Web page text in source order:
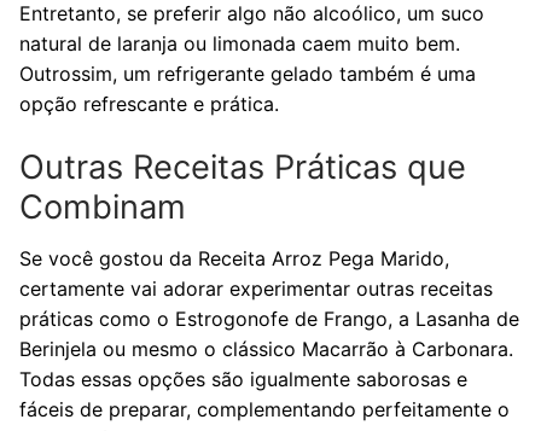
Entretanto, se preferir algo não alcoólico, um suco
natural de laranja ou limonada caem muito bem.
Outrossim, um refrigerante gelado também é uma
opção refrescante e prática.
Outras Receitas Práticas que
Combinam
Se você gostou da Receita Arroz Pega Marido,
certamente vai adorar experimentar outras receitas
práticas como o Estrogonofe de Frango, a Lasanha de
Berinjela ou mesmo o clássico Macarrão à Carbonara.
Todas essas opções são igualmente saborosas e
fáceis de preparar, complementando perfeitamente o